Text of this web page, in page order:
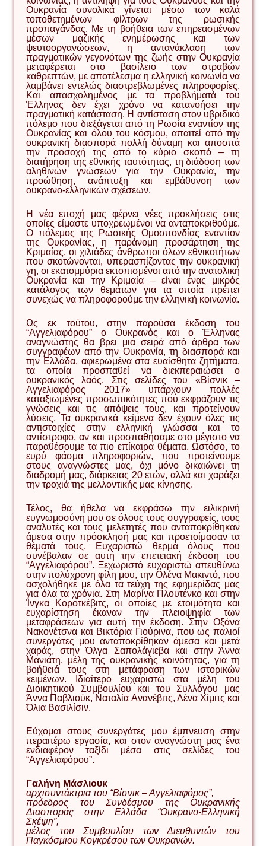
Ουκρανία συνολικά γίνεται μέσω των καλά
τοποθετημένων φίλτρων της ρωσικής
προπαγάνδας. Με τη βοήθεια των επηρεασμένων
μέσων μαζικής ενημέρωσης και των
ψευτοοργανώσεων, η αντανάκλαση των
πραγματικών γεγονότων της ζωής στην Ουκρανία
μεταφέρεται στο βασίλειο των στραβών
καθρεπτών, με αποτέλεσμα η ελληνική κοινωνία να
λαμβάνει εντελώς διαστρεβλωμένες πληροφορίες.
Και απασχολημένος με τα προβλήματά του
Έλληνας δεν έχει χρόνο να κατανοήσει την
πραγματική κατάσταση. Η αντίσταση στον υβριδικό
πόλεμο που διεξάγεται από τη Ρωσία εναντίον της
Ουκρανίας και όλου του κόσμου, απαιτεί από την
ουκρανική διασπορά πολλή δύναμη και αποσπά
την προσοχή της από το κύριο σκοπό – τη
διατήρηση της εθνικής ταυτότητας, τη διάδοση των
αληθινών γνώσεων για την Ουκρανία, την
προώθηση, ανάπτυξη και εμβάθυνση των
ουκρανο-ελληνικών σχέσεων.
Η νέα εποχή μας φέρνει νέες προκλήσεις στις
οποίες είμαστε υποχρεωμένοι να ανταποκριθούμε.
Ο πόλεμος της Ρωσικής Ομοσπονδίας εναντίον
της Ουκρανίας, η παράνομη προσάρτηση της
Κριμαίας, οι χιλιάδες άνθρωποι όλων εθνικοτήτων
που σκοτώνονται, υπερασπίζοντας την ουκρανική
γη, οι εκατομμύρια εκτοπισμένοι από την ανατολική
Ουκρανία και την Κριμαία – είναι ένας μικρός
κατάλογος των θεμάτων για τα οποία πρέπει
συνεχώς να πληροφορούμε την ελληνική κοινωνία.
Ως εκ τούτου, στην παρούσα έκδοση του
“Αγγελιαφόρου” ο Ουκρανός και ο Έλληνας
αναγνώστης θα βρει μια σειρά από άρθρα των
συγγραφέων από την Ουκρανία, τη διασπορά και
την Ελλάδα, αφιερωμένα στα ευαίσθητα ζητήματα,
τα οποία προσπαθεί να διεκπεραιώσει ο
ουκρανικός λαός. Στις σελίδες του «Βίσνικ –
Αγγελιαφόρος 2017» υπάρχουν πολλές
καταξιωμένες προσωπικότητες που εκφράζουν τις
γνώσεις και τις απόψεις τους, και προτείνουν
λύσεις. Τα ουκρανικά κείμενα δεν έχουν όλες τις
αντιστοιχίες στην ελληνική γλώσσα και το
αντίστροφο, αν και προσπαθήσαμε στο μέγιστο να
παραθέσουμε τα πιο επίκαιρα θέματα. Ωστόσο, το
ευρύ φάσμα πληροφοριών, που προτείνουμε
στους αναγνώστες μας, όχι μόνο δικαιώνει τη
διαδρομή μας, διάρκειας 20 ετών, αλλά και χαράζει
την τροχιά της μελλοντικής μας κίνησης.
Τέλος, θα ήθελα να εκφράσω την ειλικρινή
ευγνωμοσύνη μου σε όλους τους συγγραφείς, τους
αναλυτές και τους μελετητές που ανταποκρίθηκαν
άμεσα στην πρόσκλησή μας και προετοίμασαν τα
θέματά τους. Ευχαριστώ θερμά όλους που
συνέβαλαν σε αυτή την επετειακή έκδοση του
“Αγγελιαφόρου”. Ξεχωριστό ευχαριστώ απευθύνω
στην πολύχρονη φίλη μου, την Ολένα Μακιντό, που
ασχολήθηκε με όλα τα τεύχη της εφημερίδας μας
για όλα τα χρόνια. Στη Μαρίνα Πλουτένκο και στην
Ίνγκα Κοροτκέβιτς, οι οποίες με ετοιμότητα και
ευχαρίστηση έκαναν την πλειοψηφία των
μεταφράσεων για αυτή την έκδοση. Στην Οξάνα
Νακονέτσνα και Βικτόρια Γιούρινα, που ως παλιοί
συνεργάτες μου ανταποκρίθηκαν άμεσα και μετά
χαράς, στην Όλγα Σαπολάγιεβα και στην Άννα
Μανιάτη, μέλη της ουκρανικής κοινότητας, για τη
βοήθειά τους στη μετάφραση των ιστορικών
κειμένων. Ιδιαίτερο ευχαριστώ στα μέλη του
Διοικητικού Συμβουλίου και του Συλλόγου μας
Άννα Παβλιούκ, Ναταλία Ανανέβιτς, Λένα Χίμιτς και
Όλια Βασιλίσιν.
Εύχομαι στους συνεργάτες μου έμπνευση στην
περαιτέρω εργασία, και στον αναγνώστη μας ένα
ενδιαφέρον ταξίδι μέσα στις σελίδες του
“Αγγελιαφόρου”.
Γαλήνη Μάσλιουκ
αρχισυντάκτρια του “Βίσνικ – Αγγελιαφόρος”,
πρόεδρος του Συνδέσμου της Ουκρανικής
Διασποράς στην Ελλάδα “Ουκρανο-Ελληνική
Σκέψη”,
μέλος του Συμβουλίου των Διευθυντών του
Παγκόσμιου Κογκρέσου των Ουκρανών.